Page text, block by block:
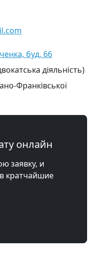
буд. 66
діяльність)
Франківської
онлайн
заявку, и
кратчайшие